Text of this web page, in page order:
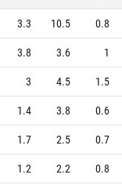
3.3 10.5
0.8
3.8 3.6
1
3 4.5
1.5
1.4 3.8
0.6
1.7 2.5
0.7
1.2 2.2
0.8